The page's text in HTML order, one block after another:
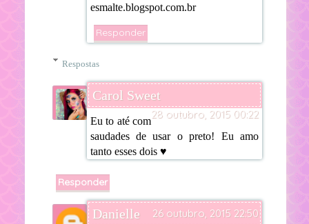
esmalte.blogspot.com.br
Responder
Respostas
Carol Sweet
28 outubro, 2015 00:22
Eu to até com
saudades de usar o preto! Eu amo
tanto esses dois ♥
Responder
Danielle 26 outubro, 2015 22:50